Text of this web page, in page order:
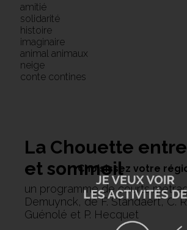
amitié
solidarité
histoire
imaginaire
animal animaux
neige
conte contines
La Chouette
et sommeil
un programme de courts
Demuynck, de F. Standaert, C.
Guénolé et P. Hecquet
Choisissez votre